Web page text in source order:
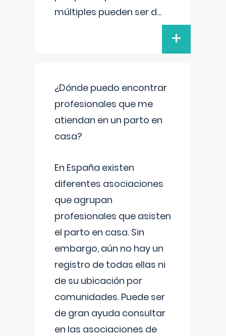
múltiples pueden ser d...
+
¿Dónde puedo encontrar
profesionales que me
atiendan en un parto en
casa?
En España existen
diferentes asociaciones
que agrupan
profesionales que asisten
el parto en casa. Sin
embargo, aún no hay un
registro de todas ellas ni
de su ubicación por
comunidades. Puede ser
de gran ayuda consultar
en las asociaciones de